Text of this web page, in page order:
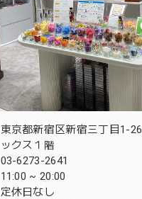
東京都新宿区新宿三丁目1-
ックス１階
03-6273-2641
11:00 ~ 20:00
定休日なし